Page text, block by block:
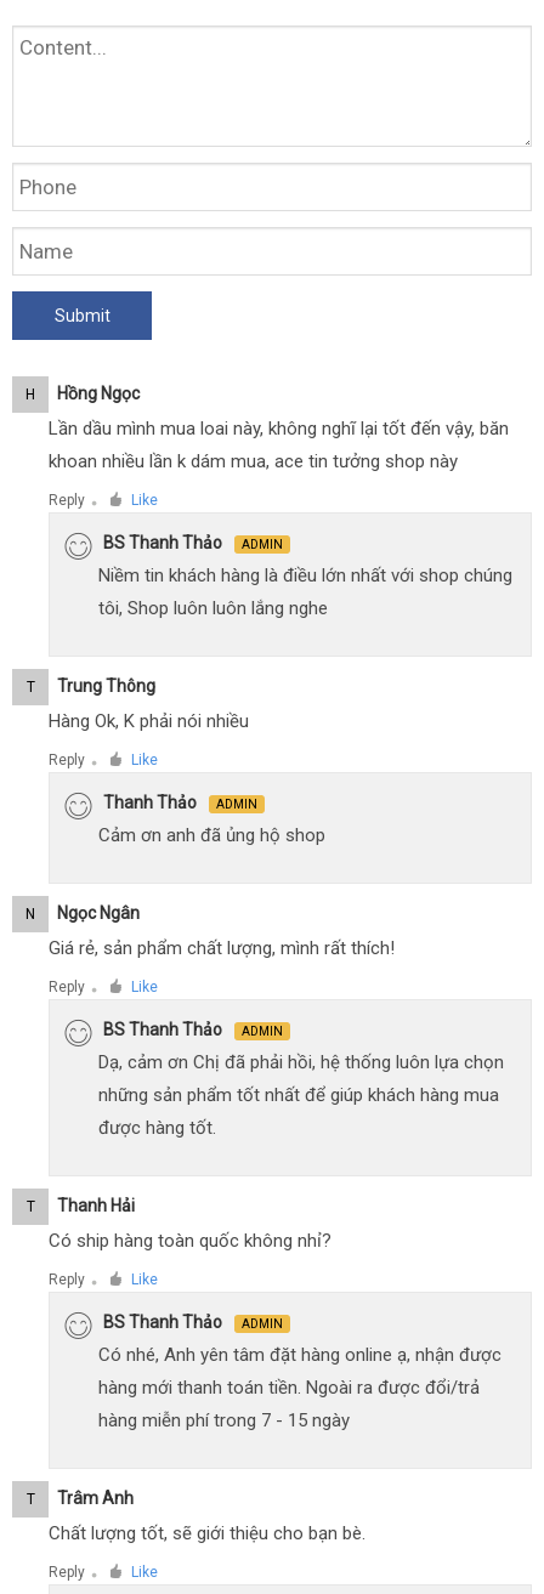
H Hồng Ngọc
Lần dầu mình mua loai này, không nghĩ lại tốt đến vậy, băn
khoan nhiều lần k dám mua, ace tin tưởng shop này
Reply ● Like
BS Thanh Thảo ADMIN
Niềm tin khách hàng là điều lớn nhất với shop chúng
tôi, Shop luôn luôn lắng nghe
T Trung Thông
Hàng Ok, K phải nói nhiều
Reply ● Like
Thanh Thảo ADMIN
Cảm ơn anh đã ủng hộ shop
N Ngọc Ngân
Giá rẻ, sản phẩm chất lượng, mình rất thích!
Reply ● Like
BS Thanh Thảo ADMIN
Dạ, cảm ơn Chị đã phải hồi, hệ thống luôn lựa chọn
những sản phẩm tốt nhất để giúp khách hàng mua
được hàng tốt.
T Thanh Hải
Có ship hàng toàn quốc không nhỉ?
Reply ● Like
BS Thanh Thảo ADMIN
Có nhé, Anh yên tâm đặt hàng online ạ, nhận được
hàng mới thanh toán tiền. Ngoài ra được đổi/trả
hàng miễn phí trong 7 - 15 ngày
T Trâm Anh
Chất lượng tốt, sẽ giới thiệu cho bạn bè.
Reply ● Like